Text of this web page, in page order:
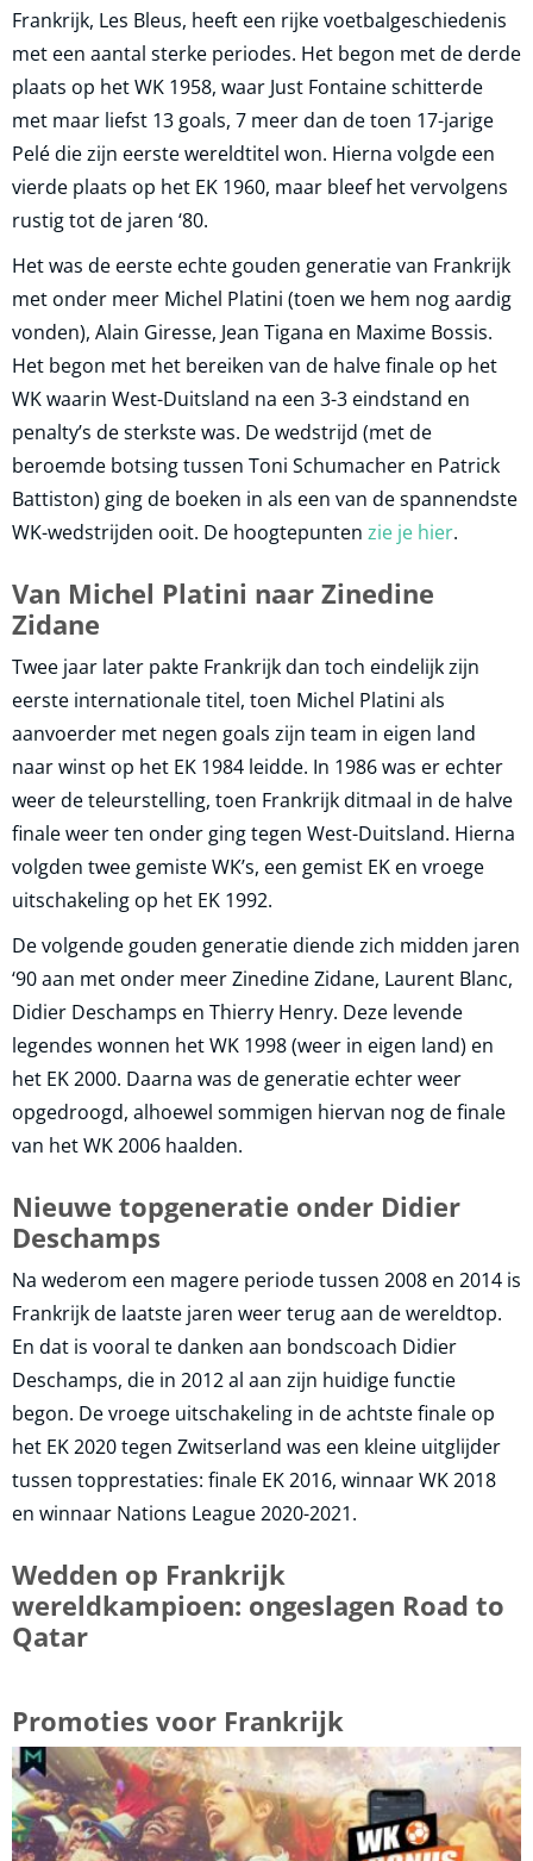
Frankrijk, Les Bleus, heeft een rijke voetbalgeschiedenis
met een aantal sterke periodes. Het begon met de derde
plaats op het WK 1958, waar Just Fontaine schitterde
met maar liefst 13 goals, 7 meer dan de toen 17-jarige
Pelé die zijn eerste wereldtitel won. Hierna volgde een
vierde plaats op het EK 1960, maar bleef het vervolgens
rustig tot de jaren ‘80.
Het was de eerste echte gouden generatie van Frankrijk
met onder meer Michel Platini (toen we hem nog aardig
vonden), Alain Giresse, Jean Tigana en Maxime Bossis.
Het begon met het bereiken van de halve finale op het
WK waarin West-Duitsland na een 3-3 eindstand en
penalty’s de sterkste was. De wedstrijd (met de
beroemde botsing tussen Toni Schumacher en Patrick
Battiston) ging de boeken in als een van de spannendste
WK-wedstrijden ooit. De hoogtepunten zie je hier.
Van Michel Platini naar Zinedine
Zidane
Twee jaar later pakte Frankrijk dan toch eindelijk zijn
eerste internationale titel, toen Michel Platini als
aanvoerder met negen goals zijn team in eigen land
naar winst op het EK 1984 leidde. In 1986 was er echter
weer de teleurstelling, toen Frankrijk ditmaal in de halve
finale weer ten onder ging tegen West-Duitsland. Hierna
volgden twee gemiste WK’s, een gemist EK en vroege
uitschakeling op het EK 1992.
De volgende gouden generatie diende zich midden jaren
‘90 aan met onder meer Zinedine Zidane, Laurent Blanc,
Didier Deschamps en Thierry Henry. Deze levende
legendes wonnen het WK 1998 (weer in eigen land) en
het EK 2000. Daarna was de generatie echter weer
opgedroogd, alhoewel sommigen hiervan nog de finale
van het WK 2006 haalden.
Nieuwe topgeneratie onder Didier
Deschamps
Na wederom een magere periode tussen 2008 en 2014 is
Frankrijk de laatste jaren weer terug aan de wereldtop.
En dat is vooral te danken aan bondscoach Didier
Deschamps, die in 2012 al aan zijn huidige functie
begon. De vroege uitschakeling in de achtste finale op
het EK 2020 tegen Zwitserland was een kleine uitglijder
tussen topprestaties: finale EK 2016, winnaar WK 2018
en winnaar Nations League 2020-2021.
Wedden op Frankrijk
wereldkampioen: ongeslagen Road to
Qatar
Promoties voor Frankrijk